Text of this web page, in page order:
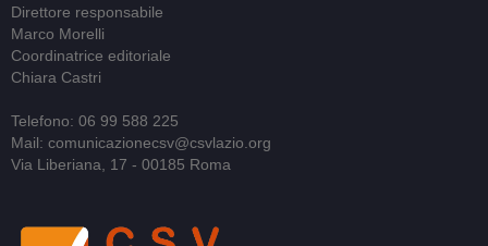
Direttore responsabile
Marco Morelli
Coordinatrice editoriale
Chiara Castri
Telefono: 06 99 588 225
Mail: comunicazionecsv@csvlazio.org
Via Liberiana, 17 - 00185 Roma